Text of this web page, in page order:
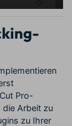
Pro-
die Arbeit zu
zu Ihrer